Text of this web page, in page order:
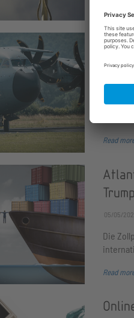
05/06/
Das
die
Read
05/05/
Die
Read